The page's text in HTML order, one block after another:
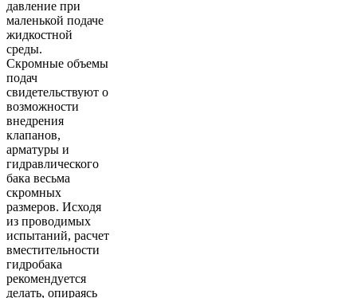
давление при
маленькой подаче
жидкостной
среды.
Скромные объемы
подач
свидетельствуют о
возможности
внедрения
клапанов,
арматуры и
гидравлического
бака весьма
скромных
размеров. Исходя
из проводимых
испытаний, расчет
вместительности
гидробака
рекомендуется
делать, опираясь